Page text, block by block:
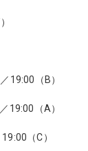
19:00（B）
19:00（A）
（C）